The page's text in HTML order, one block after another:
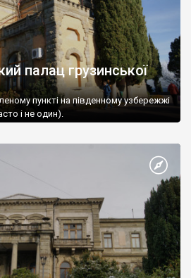
палац грузинської
пункті на південному узбережжі
і не один).